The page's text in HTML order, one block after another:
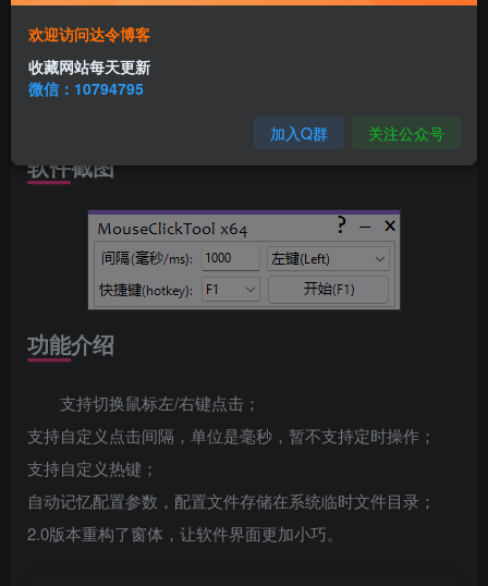
软件简介
简单好用的鼠标
软件截图
功能介绍
支持切换鼠标左/右键点击；
支持自定义点击间隔，单位是毫秒，暂不支持定时操作；
支持自定义热键；
自动记忆配置参数，配置文件存储在系统临时文件目录；
2.0版本重构了窗体，让软件界面更加小巧。
欢迎访问达令博客
收藏网站每天更新
微信：10794795
加入Q群 关注公众号